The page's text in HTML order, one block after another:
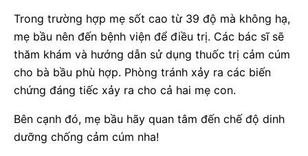
Trong trường hợp mẹ sốt cao từ 39 độ mà không hạ,
mẹ bầu nên đến bệnh viện để điều trị. Các bác sĩ sẽ
thăm khám và hướng dẫn sử dụng thuốc trị cảm cúm
cho bà bầu phù hợp. Phòng tránh xảy ra các biến
chứng đáng tiếc xảy ra cho cả hai mẹ con.
Bên cạnh đó, mẹ bầu hãy quan tâm đến chế độ dinh
dưỡng chống cảm cúm nha!